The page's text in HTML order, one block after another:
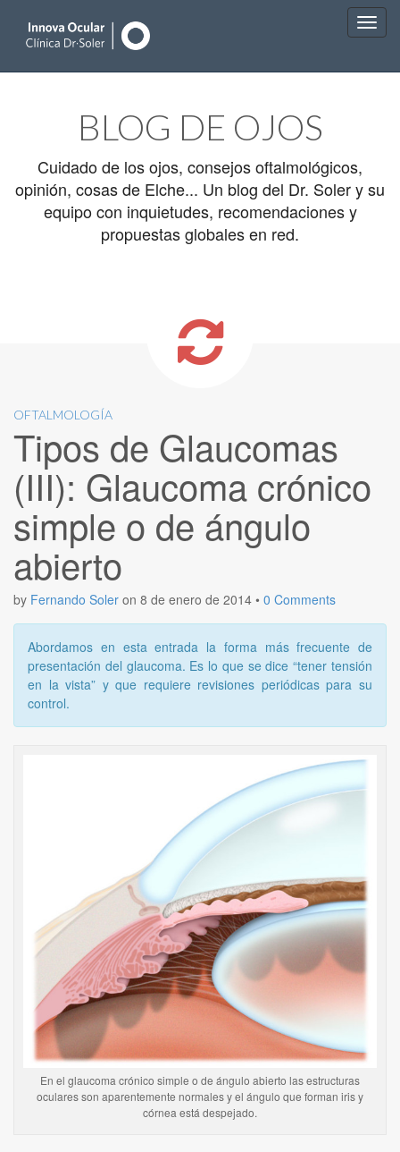
BLOG DE OJOS
Cuidado de los ojos, consejos oftalmológicos,
opinión, cosas de Elche... Un blog del Dr. Soler y su
equipo con inquietudes, recomendaciones y
propuestas globales en red.
OFTALMOLOGÍA
Tipos de Glaucomas
(III): Glaucoma crónico
simple o de ángulo
abierto
by Fernando Soler on 8 de enero de 2014 • 0 Comments
Abordamos en esta entrada la forma más frecuente de
presentación del glaucoma. Es lo que se dice “tener tensión
en la vista” y que requiere revisiones periódicas para su
control.
En el glaucoma crónico simple o de ángulo abierto las estructuras
oculares son aparentemente normales y el ángulo que forman iris y
córnea está despejado.